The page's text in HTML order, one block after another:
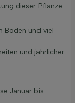
dieser Pflanze:
Boden und viel
und jährlicher
Januar bis